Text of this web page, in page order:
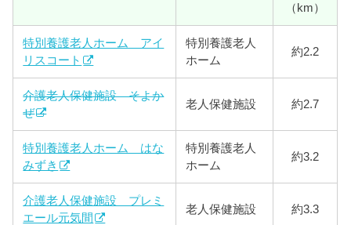
（km）
特別養護老人ホーム アイ
リスコート
特別養護老人
ホーム
約2.2
介護老人保健施設 そよか
ぜ
老人保健施設 約2.7
特別養護老人ホーム はな
みずき
特別養護老人
ホーム
約3.2
介護老人保健施設 プレミ
エール元気間
老人保健施設 約3.3